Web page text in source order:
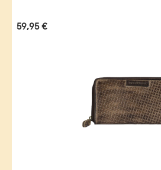
Regulärer Preis:
59,95 €